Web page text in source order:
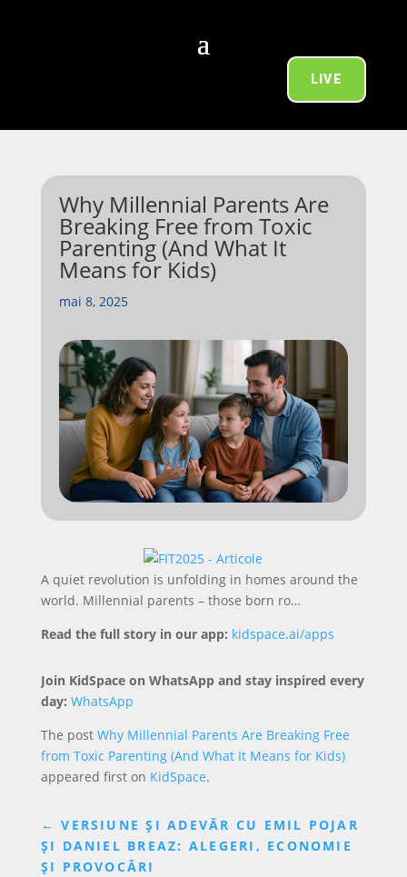
LIVE
Why Millennial Parents Are
Breaking Free from Toxic
Parenting (And What It
Means for Kids)
mai 8, 2025
A quiet revolution is unfolding in homes around the
world. Millennial parents – those born ro…
Read the full story in our app: kidspace.ai/apps
Join KidSpace on WhatsApp and stay inspired every
day: WhatsApp
The post Why Millennial Parents Are Breaking Free
from Toxic Parenting (And What It Means for Kids)
appeared first on KidSpace.
←VERSIUNE ȘI ADEVĂR CU EMIL POJAR
ȘI DANIEL BREAZ: ALEGERI, ECONOMIE
ȘI PROVOCĂRI